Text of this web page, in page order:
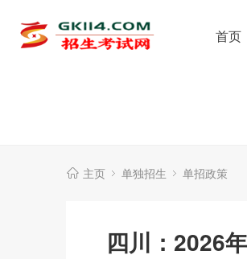
首页
主页 单独招生 单招政策
四川：2026